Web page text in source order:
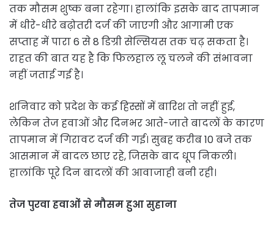
तक मौसम शुष्क बना रहेगा। हालांकि इसके बाद तापमान
में धीरे-धीरे बढ़ोतरी दर्ज की जाएगी और आगामी एक
सप्ताह में पारा 6 से 8 डिग्री सेल्सियस तक चढ़ सकता है।
राहत की बात यह है कि फिलहाल लू चलने की संभावना
नहीं जताई गई है।
शनिवार को प्रदेश के कई हिस्सों में बारिश तो नहीं हुई,
लेकिन तेज हवाओं और दिनभर आते-जाते बादलों के कारण
तापमान में गिरावट दर्ज की गई। सुबह करीब 10 बजे तक
आसमान में बादल छाए रहे, जिसके बाद धूप निकली।
हालांकि पूरे दिन बादलों की आवाजाही बनी रही।
तेज पुरवा हवाओं से मौसम हुआ सुहाना